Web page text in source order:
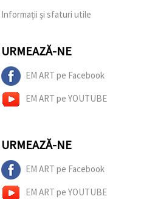
Informații și sfaturi utile
URMEAZĂ-NE
EM ART pe Facebook
EM ART pe YOUTUBE
URMEAZĂ-NE
EM ART pe Facebook
EM ART pe YOUTUBE